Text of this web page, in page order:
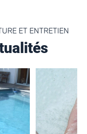
ET ENTRETIEN